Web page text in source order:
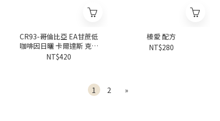
CR93-哥倫比亞 EA甘蔗低
咖啡因日曬 卡爾達斯 克菈
菈莊園 卡杜拉
NT$420
榛愛 配方
NT$280
1 2 »